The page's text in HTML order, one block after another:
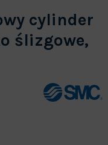
cylinder
ślizgowe,